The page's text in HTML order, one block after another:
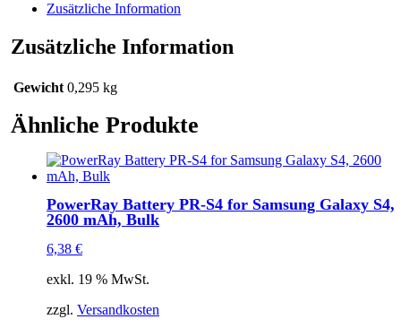
Power
10000mAh,
black-
Blister
Zusätzliche Information
Zusätzliche Information
Gewicht 0,295 kg
Ähnliche Produkte
PowerRay Battery PR-S4 for Samsung Galaxy S4,
2600 mAh, Bulk
6,38 €
exkl. 19 % MwSt.
zzgl. Versandkosten